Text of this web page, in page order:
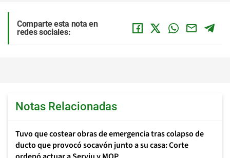
Comparte esta nota en
redes sociales:
Notas Relacionadas
Tuvo que costear obras de emergencia tras colapso de
ducto que provocó socavón junto a su casa: Corte